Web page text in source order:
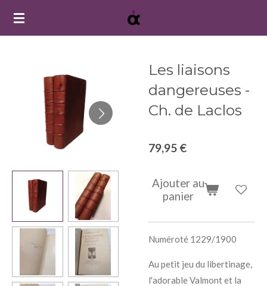
Passer
Les liaisons
dangereuses -
Ch. de Laclos
79,95 €
Ajouter au
panier
Numéroté 1229/1900
Au petit jeu du libertinage,
l'adorable Valmont et la